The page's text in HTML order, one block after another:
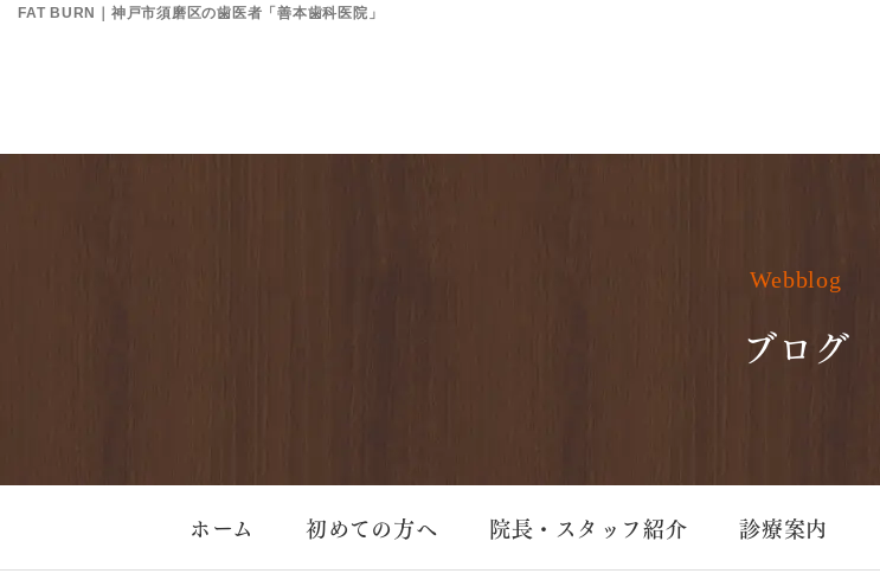
FAT BURN｜神戸市須磨区の歯医者「善本歯科医院」
Webblog
ブログ
ホーム 初めての方へ 院長・スタッフ紹介 診療案内